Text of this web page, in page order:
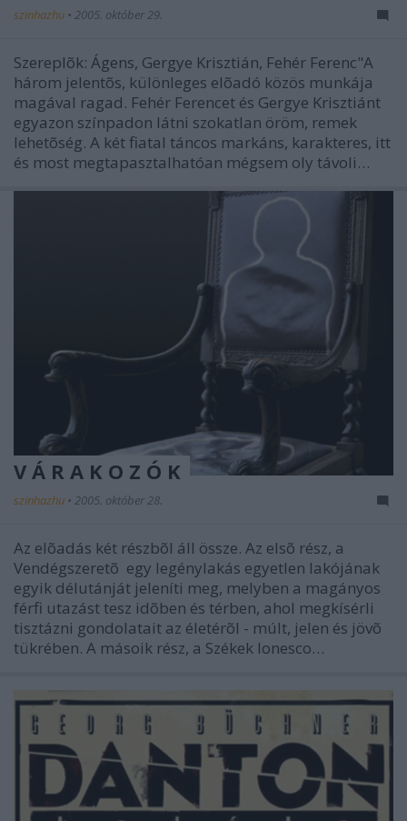
szinhazhu • 2005. október 29.
Szereplõk: Ágens, Gergye Krisztián, Fehér Ferenc"A
három jelentõs, különleges elõadó közös munkája
magával ragad. Fehér Ferencet és Gergye Krisztiánt
egyazon színpadon látni szokatlan öröm, remek
lehetõség. A két fiatal táncos markáns, karakteres, itt
és most megtapasztalhatóan mégsem oly távoli…
V Á R A K O Z Ó K
szinhazhu • 2005. október 28.
Az elõadás két részbõl áll össze. Az elsõ rész, a
Vendégszeretõ egy legénylakás egyetlen lakójának
egyik délutánját jeleníti meg, melyben a magányos
férfi utazást tesz idõben és térben, ahol megkísérli
tisztázni gondolatait az életérõl - múlt, jelen és jövõ
tükrében. A másoik rész, a Székek Ionesco…